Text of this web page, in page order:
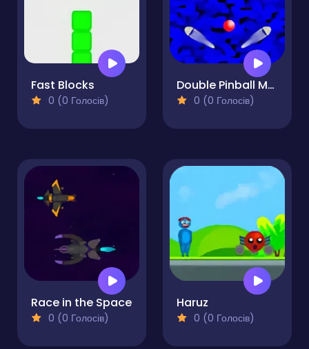
Fast Blocks
0 (0 Голосів)
Double Pinball Machine
0 (0 Голосів)
Race in the Space
0 (0 Голосів)
Haruz
0 (0 Голосів)